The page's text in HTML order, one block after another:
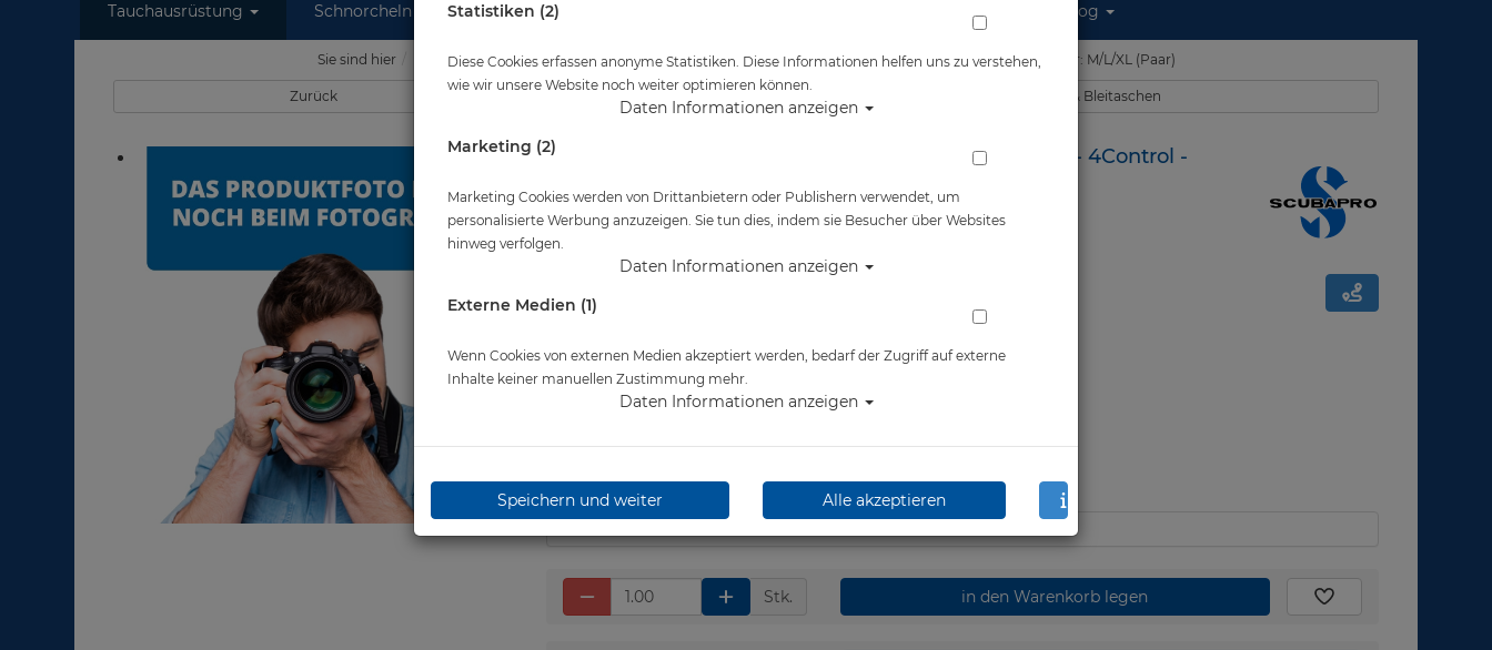
Tauchausrüstung Schnorcheln Wassersport Reisen Blog
Sie sind hier Tauchausrüstung Subgear Bleitaschen SR System - Blac Jac XP - Pure - 4Control - Resort Pro - Gr: M/L/XL (Paar)
Zurück Alle Artikel zeigen aus: Tarierjackets - Taschen & Bleitaschen
Subgear Bleitaschen SR System - Blac Jac XP - Pure - 4Control -
Artikelnr.: scu-821573000
Herstellerpreis: 32,90 €
31,30 €*
Stk. in den Warenkorb legen
Statistiken (2)
Diese Cookies erfassen anonyme Statistiken. Diese Informationen helfen uns zu verstehen,
wie wir unsere Website noch weiter optimieren können.
Daten Informationen anzeigen
Marketing (2)
Marketing Cookies werden von Drittanbietern oder Publishern verwendet, um
personalisierte Werbung anzuzeigen. Sie tun dies, indem sie Besucher über Websites
hinweg verfolgen.
Daten Informationen anzeigen
Externe Medien (1)
Wenn Cookies von externen Medien akzeptiert werden, bedarf der Zugriff auf externe
Inhalte keiner manuellen Zustimmung mehr.
Daten Informationen anzeigen
Speichern und weiter Alle akzeptieren